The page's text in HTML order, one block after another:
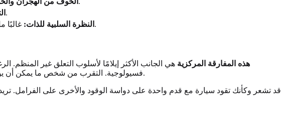
قد تواجه تقلبات مزاجية سريعة وشديدة، خاصة استجابة للتهديدات المتصورة أو الإهانات في علاقاتك.
النظرة السلبية للذات: غالبًا ما يعاني الأفراد الذين لديهم هذا الأسلوب من تدني احترام الذات والشعور بأنهم معيبون بطبيعتهم أو غير جديرين بالحب.
هذه المفارقة المركزية هي الجانب الأكثر إيلامًا لأسلوب التعلق غير المنظم.
فسيولوجية. التقرب من شخص ما يمكن أن يؤدي إلى قلق عميق الجذور بشأن التعرض للأذى أو السيطرة أو الهجران، مما يؤدي إلى سلوكيات وقائية، وإن كانت مربكة.
قد تشعر وكأنك تقود سيارة مع قدم واحدة على دواسة الوقود والأخرى على الفرامل.